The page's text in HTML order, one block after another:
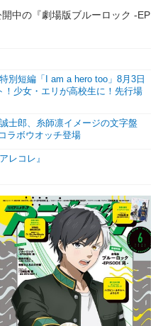
中の『劇場版ブルーロック -EP
別短編「I am a hero too」8月3日
！少女・エリが高校生に！先行場
士郎、糸師凛イメージの文字盤
ラボウオッチ登場
レコレ』